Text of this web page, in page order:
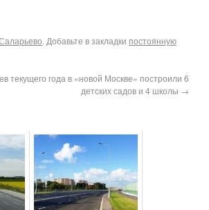
. Добавьте в закладки постоянную
текущего года в «новой Москве» построили 6
детских садов и 4 школы →